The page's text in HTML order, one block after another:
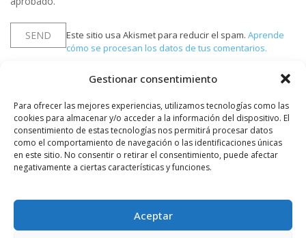
Gestionar consentimiento
Para ofrecer las mejores experiencias, utilizamos tecnologías como las
cookies para almacenar y/o acceder a la información del dispositivo. El
consentimiento de estas tecnologías nos permitirá procesar datos
como el comportamiento de navegación o las identificaciones únicas
en este sitio. No consentir o retirar el consentimiento, puede afectar
negativamente a ciertas características y funciones.
Aceptar
Este sitio usa Akismet para reducir el spam. Aprende
cómo se procesan los datos de tus comentarios.
PUBLICIDAD